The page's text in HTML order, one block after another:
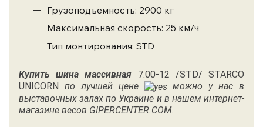
Грузоподъемность: 2900 кг
Максимальная скорость: 25 км/ч
Тип монтирования: STD
Купить шина массивная 7.00-12 /STD/ STARCO
UNICORN по лучшей цене
можно у нас в
выставочных залах по Украине и в нашем интернет-
магазине весов GIPERCENTER.COM.